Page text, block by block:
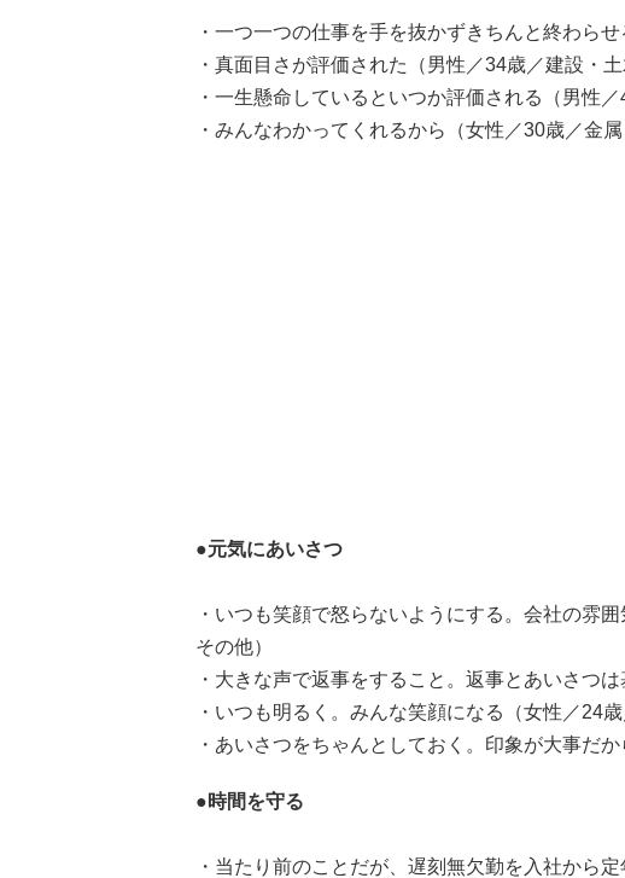
・一つ一つの仕事を手を抜かずきちんと終わら
・真面目さが評価された（男性／34歳／建設・土
・一生懸命しているといつか評価される（男性／
・みんなわかってくれるから（女性／30歳／金属
●元気にあいさつ
・いつも笑顔で怒らないようにする。会社の雰
その他）
・大きな声で返事をすること。返事とあいさつ
・いつも明るく。みんな笑顔になる（女性／24歳
・あいさつをちゃんとしておく。印象が大事だ
●時間を守る
・当たり前のことだが、遅刻無欠勤を入社から